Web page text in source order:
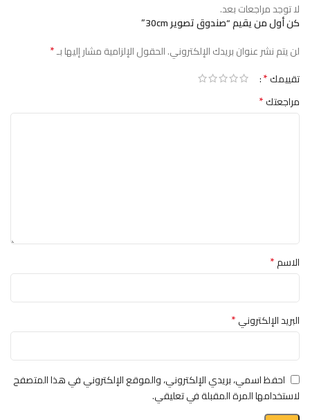
لا توجد مراجعات بعد.
كن أول من يقيم “صندوق تصوير 30cm”
لن يتم نشر عنوان بريدك الإلكتروني.الحقول الإلزامية مشار إليها بـ*
تقييمك*
مراجعتك*
الاسم*
البريد الإلكتروني*
احفظ اسمي، بريدي الإلكتروني، والموقع الإلكتروني في هذا المتصفح
لاستخدامها المرة المقبلة في تعليقي.